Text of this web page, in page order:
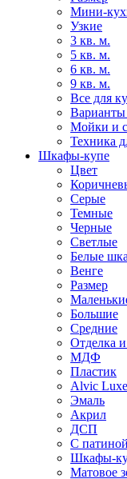
Мини-
Узкие
3 кв. м.
5 кв. м.
6 кв. м.
9 кв. м.
Все для
Варианты
Мойки и
Техника
Шкафы-купе
Цвет
Серые
Темные
Черные
Светлые
Белые
Венге
Размер
Большие
Средние
Отделка
МДФ
Пластик
Alvic Luxe
Эмаль
Акрил
ДСП
С патиной
Шкафы-
Матовое